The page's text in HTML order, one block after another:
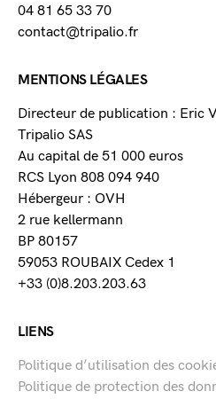
04 81 65 33 70
contact@tripalio.fr
MENTIONS LÉGALES
Directeur de publication : Eric
Tripalio SAS
Au capital de 51 000 euros
RCS Lyon 808 094 940
Hébergeur : OVH
2 rue kellermann
BP 80157
59053 ROUBAIX Cedex 1
+33 (0)8.203.203.63
LIENS
Politique d’utilisation des
Politique de protection des